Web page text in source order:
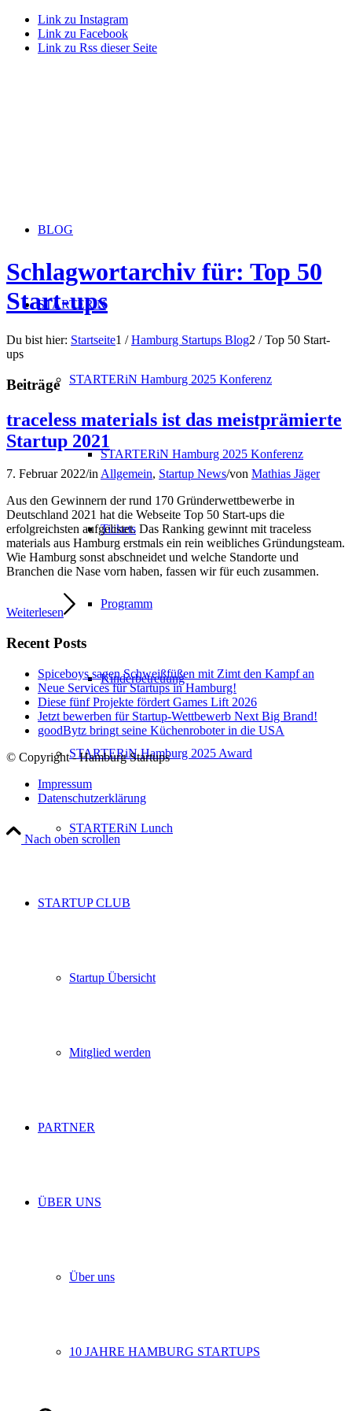
Link zu Instagram
Link zu Facebook
Link zu Rss dieser Seite
BLOG
STARTERiN
STARTERiN Hamburg 2025 Konferenz
STARTERiN Hamburg 2025 Konferenz
Tickets
Programm
Kinderbetreuung
STARTERiN Hamburg 2025 Award
STARTERiN Lunch
STARTUP CLUB
Startup Übersicht
Mitglied werden
PARTNER
ÜBER UNS
Über uns
10 JAHRE HAMBURG STARTUPS
Schlagwortarchiv für: Top 50
Start-ups
Du bist hier: Startseite1 / Hamburg Startups Blog2 / Top 50 Start-
ups
Beiträge
traceless materials ist das meistprämierte
Startup 2021
7. Februar 2022/inAllgemein, Startup News/von Mathias Jäger
Aus den Gewinnern der rund 170 Gründerwettbewerbe in
Deutschland 2021 hat die Webseite Top 50 Start-ups die
erfolgreichsten aufgelistet. Das Ranking gewinnt mit traceless
materials aus Hamburg erstmals ein rein weibliches Gründungsteam.
Wie Hamburg sonst abschneidet und welche Standorte und
Branchen die Nase vorn haben, fassen wir für euch zusammen.
Weiterlesen
Recent Posts
Spiceboys sagen Schweißfüßen mit Zimt den Kampf an
Neue Services für Startups in Hamburg!
Diese fünf Projekte fördert Games Lift 2026
Jetzt bewerben für Startup-Wettbewerb Next Big Brand!
goodBytz bringt seine Küchenroboter in die USA
© Copyright - Hamburg Startups
Impressum
Datenschutzerklärung
Nach oben scrollen